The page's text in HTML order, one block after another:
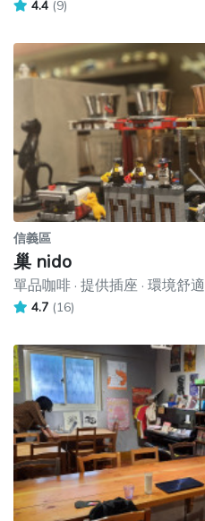
4.4 (9)
信義區
巢 nido
單品咖啡 · 提供插座 · 環境舒適
4.7 (16)